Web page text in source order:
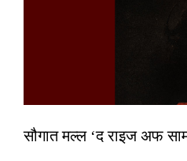
सौगात मल्ल ‘द राइज अफ